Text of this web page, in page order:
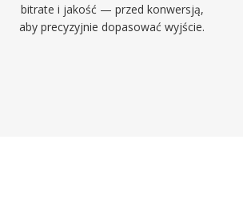
bitrate i jakość — przed konwersją,
aby precyzyjnie dopasować wyjście.